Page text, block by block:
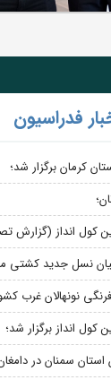
فدراسیون
کرمان برگزار شد؛
کول انداز (گزارش
نسل جدید کشتی
نونهالان غرب
کول انداز برگزار شد؛
سمنان در